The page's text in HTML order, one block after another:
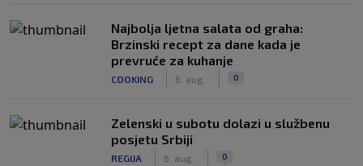
Najbolja ljetna salata od graha:
Brzinski recept za dane kada je
prevruće za kuhanje
COOKING 6. aug. 0
Zelenski u subotu dolazi u službenu
posjetu Srbiji
REGIJA 6. aug. 0